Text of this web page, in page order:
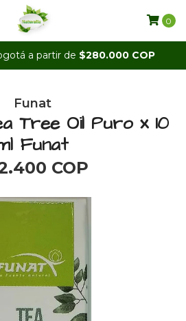
a partir de $280.000 COP
0
Funat
Tree Oil Puro x 10
Funat
COP